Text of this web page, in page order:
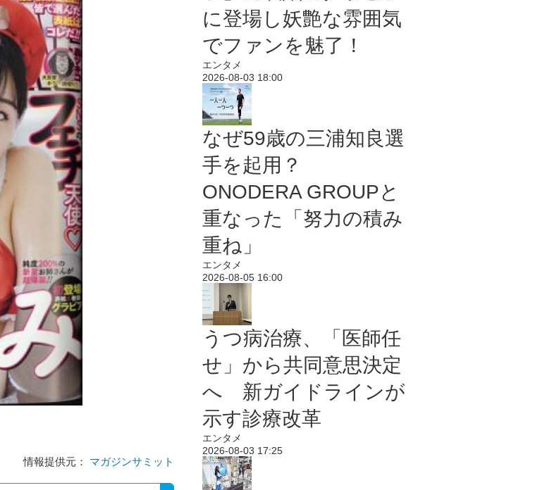
情報提供元： マガジンサミット
に登場し妖艶な雰囲気
でファンを魅了！
エンタメ
2026-08-03 18:00
なぜ59歳の三浦知良選
手を起用？
ONODERA GROUPと
重なった「努力の積み
重ね」
エンタメ
2026-08-05 16:00
うつ病治療、「医師任
せ」から共同意思決定
へ 新ガイドラインが
示す診療改革
エンタメ
2026-08-03 17:25